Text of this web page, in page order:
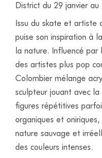
District du 29 janvier
Issu du skate et artiste
puise son inspiration à
la nature. Influencé par
des artistes plus pop
Colombier mélange
sculpteur jouant avec
figures répétitives
organiques et
nature sauvage et
des couleurs intenses.